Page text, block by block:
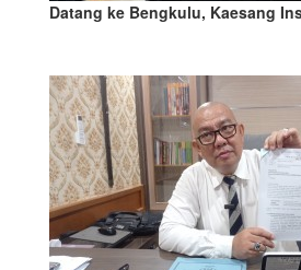
Datang ke Bengkulu, Kaesang